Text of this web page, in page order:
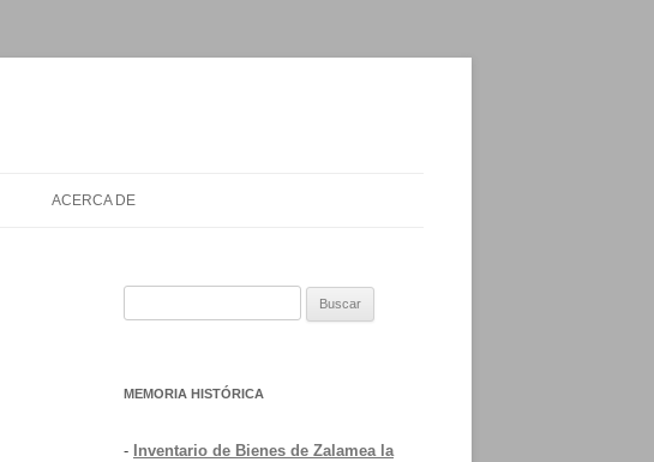
ACERCA DE
MEMORIA HISTÓRICA
- Inventario de Bienes de Zalamea la